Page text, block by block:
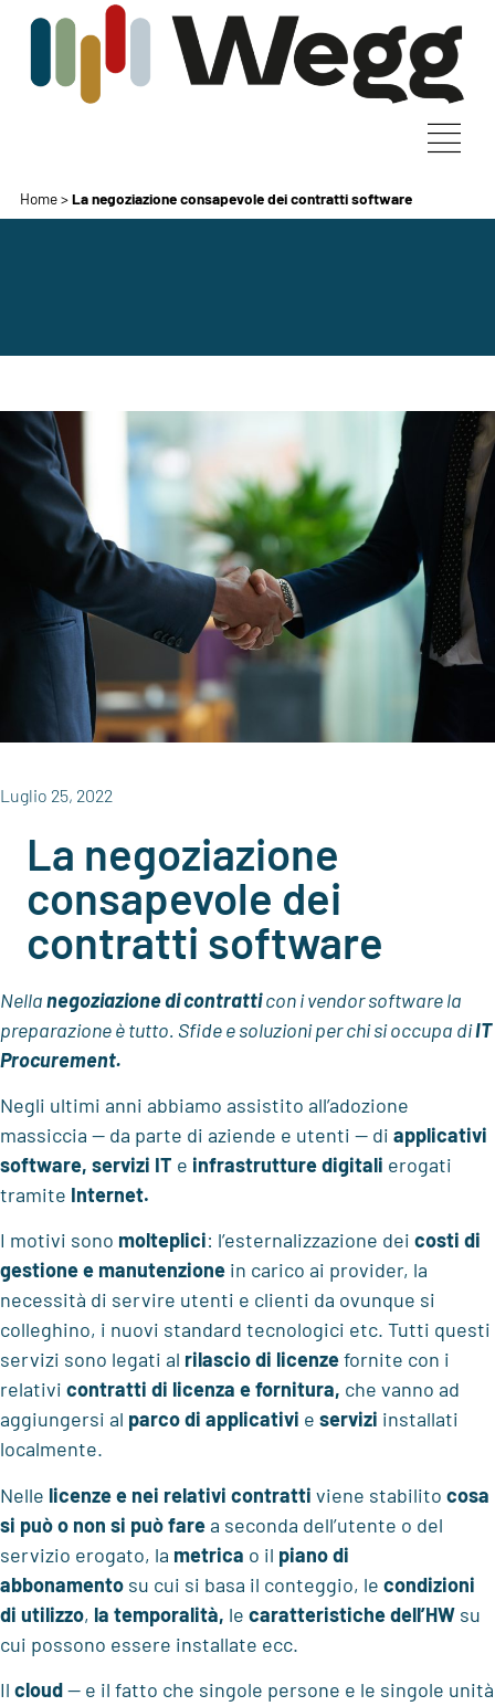
Home>La negoziazione consapevole dei contratti software
Luglio 25, 2022
La negoziazione
consapevole dei
contratti software
Nellanegoziazione di contratticon i vendor software la
preparazione è tutto. Sfide e soluzioni per chi si occupa diIT
Procurement.
Negli ultimi anni abbiamo assistito all’adozione
massiccia — da parte di aziende e utenti — di applicativi
software, servizi IT e infrastrutture digitali erogati
tramite Internet.
I motivi sono molteplici: l’esternalizzazione dei costi di
gestione e manutenzione in carico ai provider, la
necessità di servire utenti e clienti da ovunque si
colleghino, i nuovi standard tecnologici etc. Tutti questi
servizi sono legati al rilascio di licenzefornite con i
relativi contratti di licenza e fornitura, che vanno ad
aggiungersi al parco di applicativi e servizi installati
localmente.
Nelle licenze e nei relativi contratti viene stabilito cosa
si può o non si può farea seconda dell’utente o del
servizio erogato, la metrica o il piano di
abbonamento su cui si basa il conteggio, le condizioni
di utilizzo, la temporalità, le caratteristiche dell’HW su
cui possono essere installate ecc.
Il cloud— e il fatto che singole persone e le singole unità